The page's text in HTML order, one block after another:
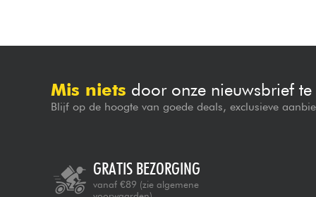
Mis niets door onze nieuwsbrief
Blijf op de hoogte van goede deals, exclusieve
GRATIS BEZORGING
vanaf €89 (zie algemene